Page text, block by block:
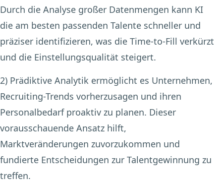
Durch die Analyse großer Datenmengen kann KI
die am besten passenden Talente schneller und
präziser identifizieren, was die Time-to-Fill verkürzt
und die Einstellungsqualität steigert.
2) Prädiktive Analytik ermöglicht es Unternehmen,
Recruiting-Trends vorherzusagen und ihren
Personalbedarf proaktiv zu planen. Dieser
vorausschauende Ansatz hilft,
Marktveränderungen zuvorzukommen und
fundierte Entscheidungen zur Talentgewinnung zu
treffen.